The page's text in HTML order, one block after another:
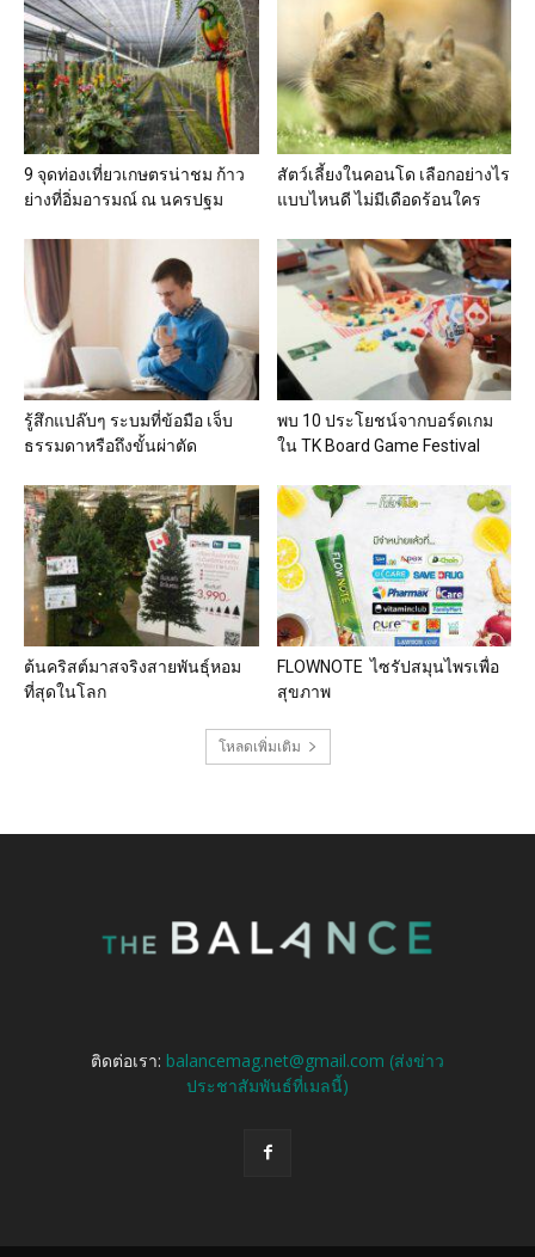
9 จุดท่องเที่ยวเกษตรน่าชม ก้าว
ย่างที่อิ่มอารมณ์ ณ นครปฐม
สัตว์เลี้ยงในคอนโด เลือกอย่างไร
แบบไหนดี ไม่มีเดือดร้อนใคร
รู้สึกแปล๊บๆ ระบมที่ข้อมือ เจ็บ
ธรรมดาหรือถึงขั้นผ่าตัด
พบ 10 ประโยชน์จากบอร์ดเกม
ใน TK Board Game Festival
ต้นคริสต์มาสจริงสายพันธุ์หอม
ที่สุดในโลก
FLOWNOTE ไซรัปสมุนไพรเพื่อ
สุขภาพ
โหลดเพิ่มเติม
ติดต่อเรา: balancemag.net@gmail.com (ส่งข่าว
ประชาสัมพันธ์ที่เมลนี้)